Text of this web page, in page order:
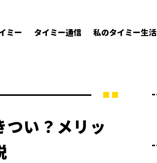
ミー タイミー通信 私のタイミー生活
い？メリッ